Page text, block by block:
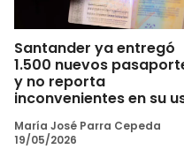
Santander ya entregó
1.500 nuevos
y no reporta
inconvenientes en su
María José Parra Cepeda
19/05/2026